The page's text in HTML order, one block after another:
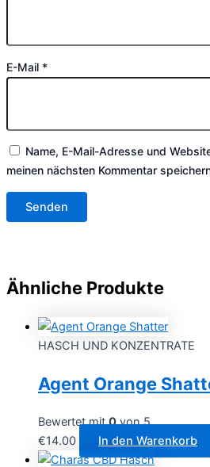
E-Mail *
Name, E-Mail-Adresse und
meinen nächsten Kommentar
Ähnliche Produkte
HASCH UND KONZENTRATE
Agent Orange
Bewertet mit0von 5
€14.00 In den Warenkorb